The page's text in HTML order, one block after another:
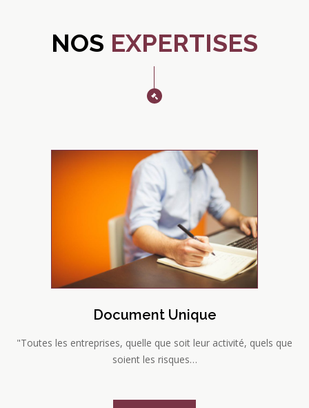
NOS EXPERTISES
Document Unique
"Toutes les entreprises, quelle que soit leur activité, quels que
soient les risques…